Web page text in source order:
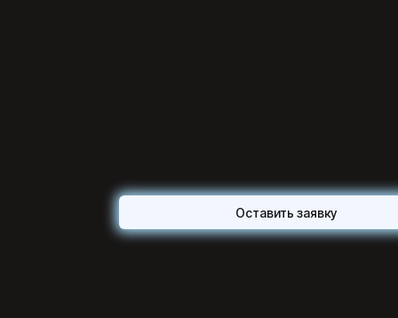
Оставить заявку